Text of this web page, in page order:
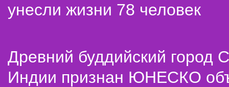
унесли жизни 78 человек
Древний буддийский город
Индии признан ЮНЕСКО